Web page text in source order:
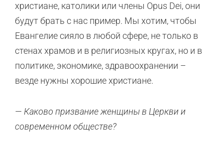
христиане, католики или члены Opus Dei, они
будут брать с нас пример. Мы хотим, чтобы
Евангелие сияло в любой сфере, не только в
стенах храмов и в религиозных кругах, но и в
политике, экономике, здравоохранении –
везде нужны хорошие христиане.
— Каково призвание женщины в Церкви и
современном обществе?